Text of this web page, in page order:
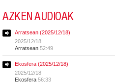
AZKEN AUDIOAK
Arratsean (2025/12/18)
2025/12/18
Arratsean 52:49
Ekosfera (2025/12/18)
2025/12/18
Ekosfera 56:33